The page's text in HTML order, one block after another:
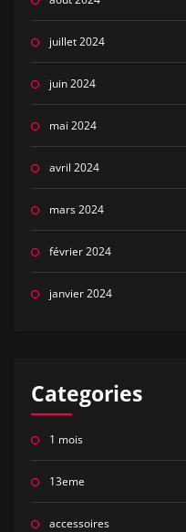
juillet 2024
juin 2024
mai 2024
avril 2024
mars 2024
février 2024
janvier 2024
Categories
1 mois
13eme
accessoires